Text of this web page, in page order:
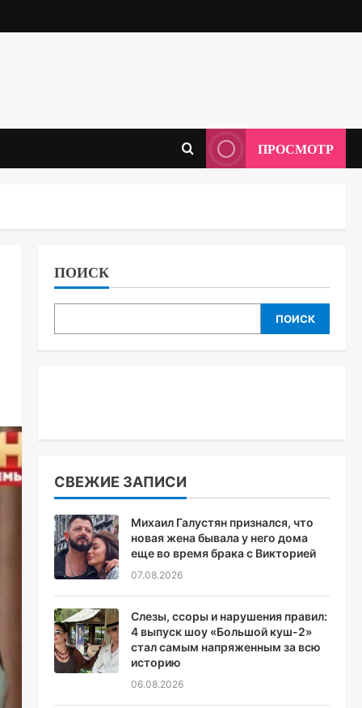
ПРОСМОТР
ПОИСК
ПОИСК
СВЕЖИЕ ЗАПИСИ
Михаил Галустян признался, что
новая жена бывала у него дома
еще во время брака с Викторией
07.08.2026
Слезы, ссоры и нарушения правил:
4 выпуск шоу «Большой куш-2»
стал самым напряженным за всю
историю
06.08.2026